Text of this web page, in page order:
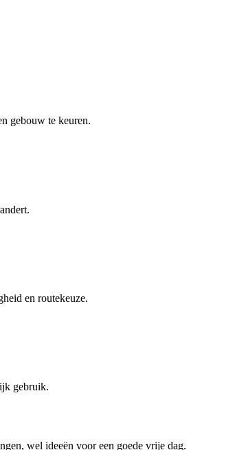
gebouw te keuren.
en routekeuze.
gebruik.
wel ideeën voor een goede vrije dag.